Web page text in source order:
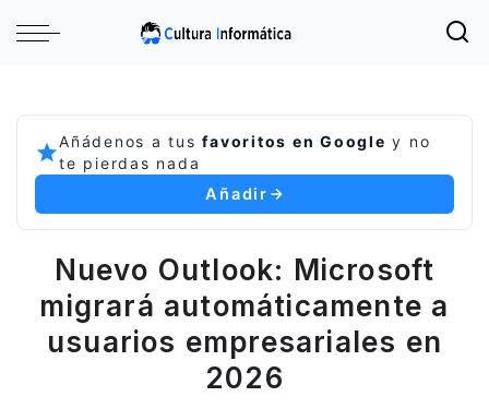
Añádenos a tusfavoritos en Google y no
te pierdas nada
Añadir
Nuevo Outlook: Microsoft
migrará automáticamente a
usuarios empresariales en
2026